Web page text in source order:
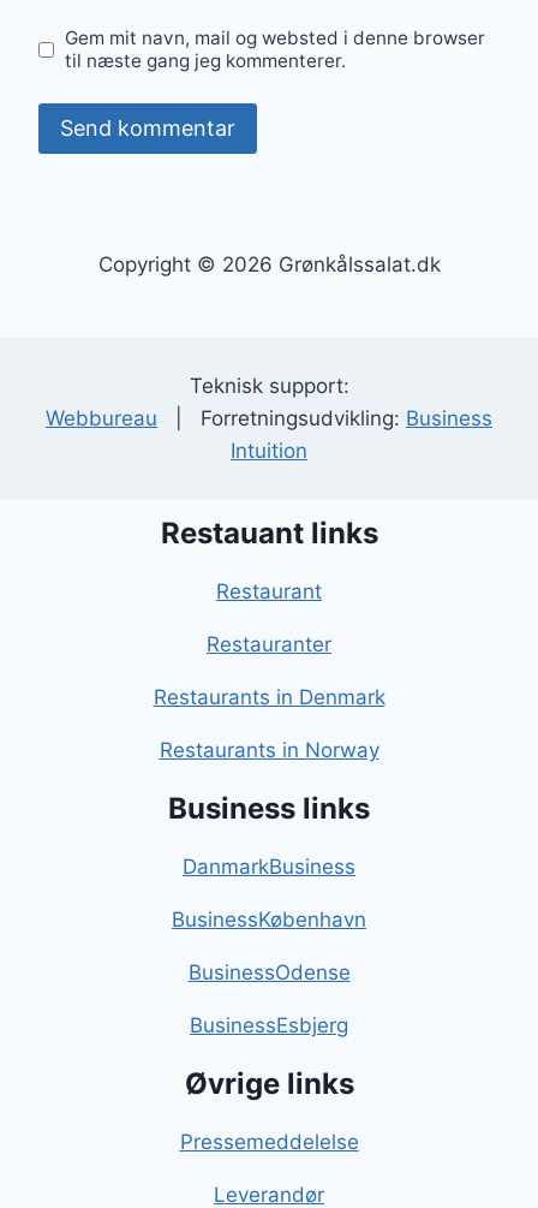
Gem mit navn, mail og websted i denne browser
til næste gang jeg kommenterer.
Copyright © 2026 Grønkålssalat.dk
Teknisk support:
Webbureau | Forretningsudvikling: Business
Intuition
Restauant links
Restaurant
Restauranter
Restaurants in Denmark
Restaurants in Norway
Business links
DanmarkBusiness
BusinessKøbenhavn
BusinessOdense
BusinessEsbjerg
Øvrige links
Pressemeddelelse
Leverandør